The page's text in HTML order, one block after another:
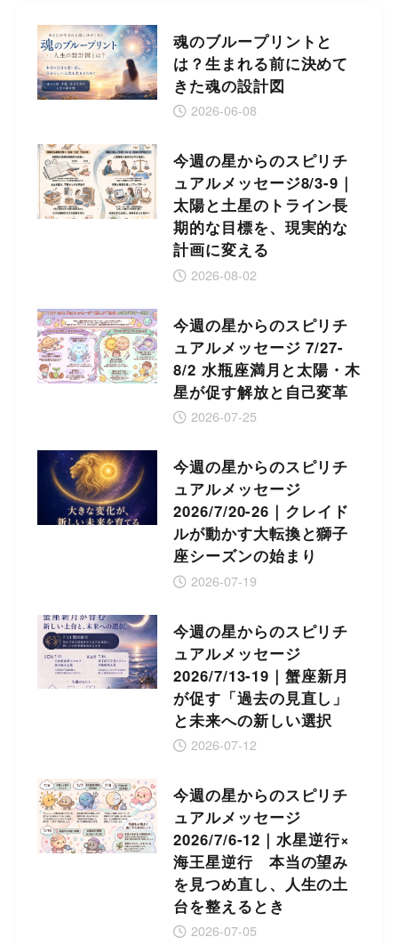
魂のブループリントと
は？生まれる前に決めて
きた魂の設計図
2026-06-08
今週の星からのスピリチ
ュアルメッセージ8/3-9｜
太陽と土星のトライン長
期的な目標を、現実的な
計画に変える
2026-08-02
今週の星からのスピリチ
ュアルメッセージ 7/27-
8/2 水瓶座満月と太陽・木
星が促す解放と自己変革
2026-07-25
今週の星からのスピリチ
ュアルメッセージ
2026/7/20-26｜クレイド
ルが動かす大転換と獅子
座シーズンの始まり
2026-07-19
今週の星からのスピリチ
ュアルメッセージ
2026/7/13-19｜蟹座新月
が促す「過去の見直し」
と未来への新しい選択
2026-07-12
今週の星からのスピリチ
ュアルメッセージ
2026/7/6-12｜水星逆行×
海王星逆行 本当の望み
を見つめ直し、人生の土
台を整えるとき
2026-07-05